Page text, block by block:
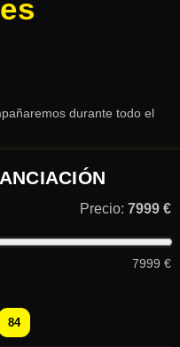
durante todo el
Precio: 7999 €
7999 €
84